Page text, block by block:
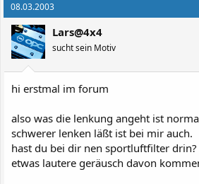
08.03.2003
Lars@4x4
sucht sein Motiv
hi erstmal im forum
also was die lenkung angeht ist
schwerer lenken läßt ist bei mir auch.
hast du bei dir nen sportluftfilter
etwas lautere geräusch davon